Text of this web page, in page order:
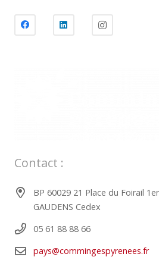
Contact :
BP 60029 21 Place du Foirail
GAUDENS Cedex
05 61 88 88 66
pays@commingespyrenees.fr